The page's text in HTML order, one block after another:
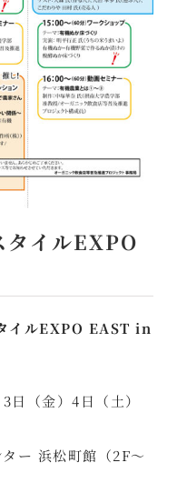
タイルEXPO
イルEXPO EAST in
（金）4日（土）
ー 浜松町館（2F～